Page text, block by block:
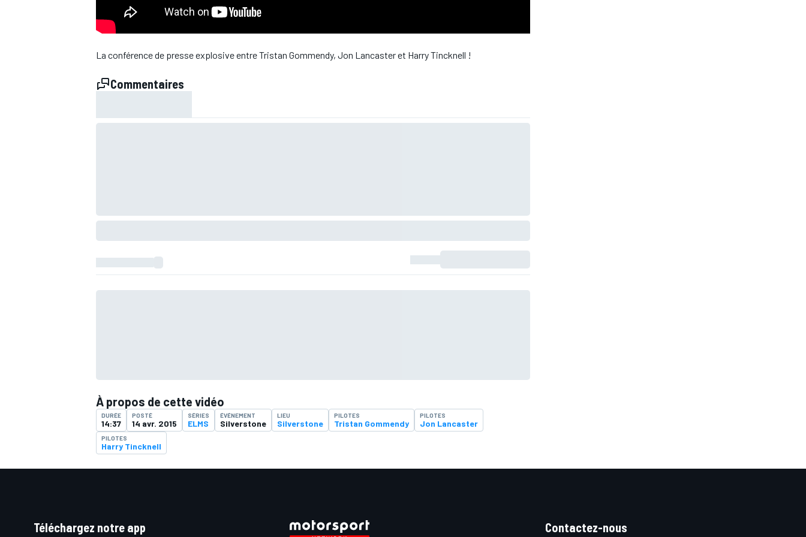
WEC
La conférence de presse explosive entre Tristan Gommendy, Jon Lancaster et Harry Tincknell !
Commentaires
À propos de cette vidéo
DURÉE
14:37
POSTÉ
14 avr. 2015
SÉRIES
ELMS
ÉVÉNEMENT
Silverstone
LIEU
Silverstone
PILOTES
Tristan Gommendy
PILOTES
Jon Lancaster
PILOTES
Harry Tincknell
Téléchargez notre app Contactez-nous